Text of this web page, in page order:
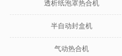
透析纸泡罩热合机
半自动封盒机
气动热合机